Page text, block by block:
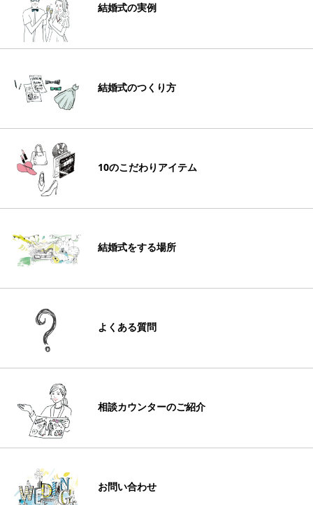
結婚式の実例
結婚式のつくり方
10のこだわりアイテム
結婚式をする場所
よくある質問
相談カウンターのご紹介
お問い合わせ